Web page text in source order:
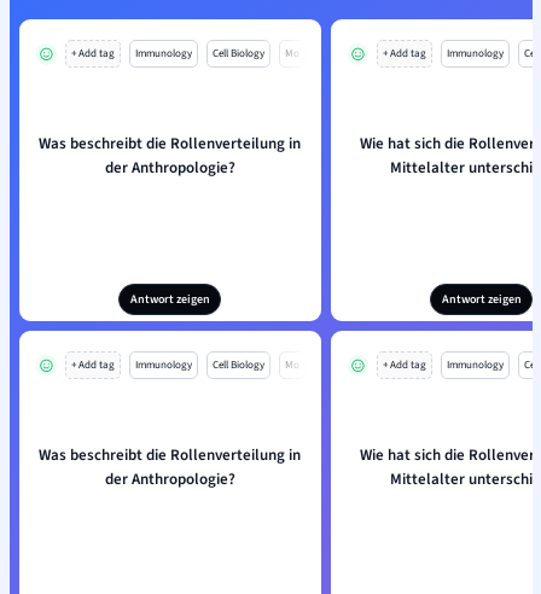
+ Add tag Immunology Cell Biology Mo
Was beschreibt die Rollenverteilung in
der Anthropologie?
Antwort zeigen
+ Add tag Immunology
Wie hat sich die
Mittelalter
Antwort zeigen
+ Add tag Immunology Cell Biology Mo
Was beschreibt die Rollenverteilung in
der Anthropologie?
+ Add tag Immunology
Wie hat sich die
Mittelalter